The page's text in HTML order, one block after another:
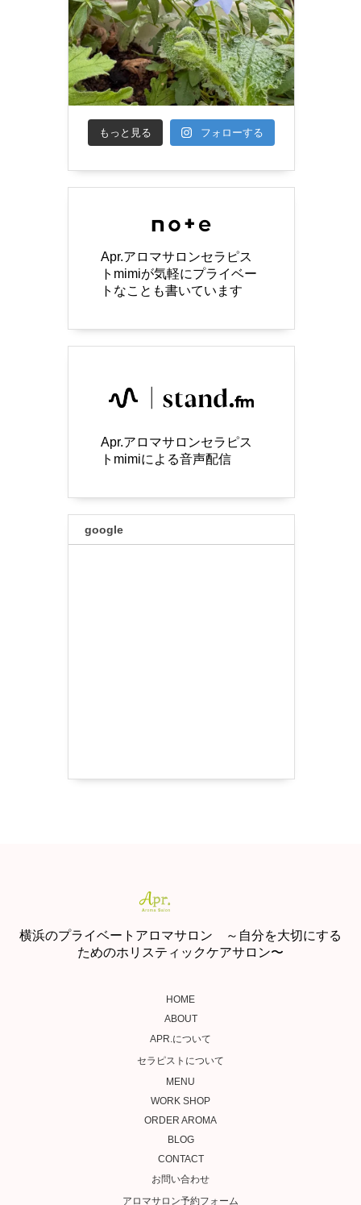
もっと見る フォローする
Apr.アロマサロンセラピス
トmimiが気軽にプライベー
トなことも書いています
Apr.アロマサロンセラピス
トmimiによる音声配信
google
横浜のプライベートアロマサロン ～自分を大切にする
ためのホリスティックケアサロン〜
HOME
ABOUT
APR.について
セラピストについて
MENU
WORK SHOP
ORDER AROMA
BLOG
CONTACT
お問い合わせ
アロマサロン予約フォーム